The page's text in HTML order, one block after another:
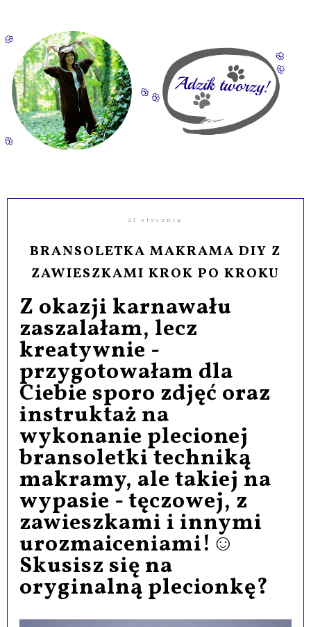
21 stycznia
BRANSOLETKA MAKRAMA DIY Z
ZAWIESZKAMI KROK PO KROKU
Z okazji karnawału
zaszalałam, lecz
kreatywnie -
przygotowałam dla
Ciebie sporo zdjęć oraz
instruktaż na
wykonanie plecionej
bransoletki techniką
makramy, ale takiej na
wypasie - tęczowej, z
zawieszkami i innymi
urozmaiceniami!☺
Skusisz się na
oryginalną plecionkę?